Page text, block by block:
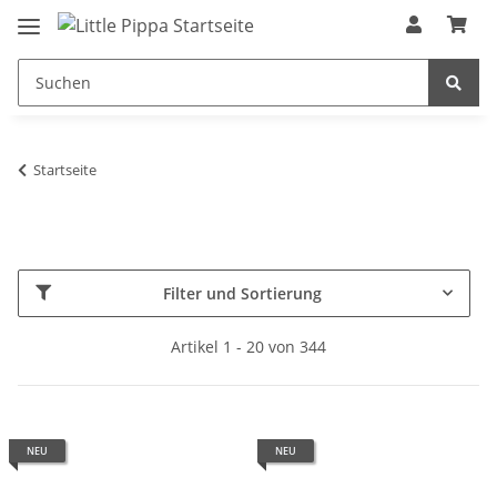
Zum Hauptinhalt springen
springen
Startseite
Filter und Sortierung
Artikel 1 - 20 von 344
NEU NEU